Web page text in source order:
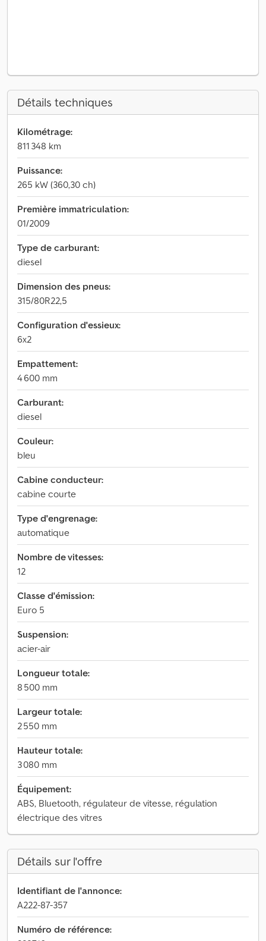
Détails techniques
Kilométrage:
811 348 km
Puissance:
265 kW (360,30 ch)
Première immatriculation:
01/2009
Type de carburant:
diesel
Dimension des pneus:
315/80R22,5
Configuration d'essieux:
6x2
Empattement:
4 600 mm
Carburant:
diesel
Couleur:
bleu
Cabine conducteur:
cabine courte
Type d'engrenage:
automatique
Nombre de vitesses:
12
Classe d'émission:
Euro 5
Suspension:
acier-air
Longueur totale:
8 500 mm
Largeur totale:
2 550 mm
Hauteur totale:
3 080 mm
Équipement:
ABS, Bluetooth, régulateur de vitesse, régulation
électrique des vitres
Détails sur l'offre
Identifiant de l'annonce:
A222-87-357
Numéro de référence: